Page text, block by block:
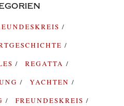
REGATTA
YACHTEN
FREUNDESKREIS